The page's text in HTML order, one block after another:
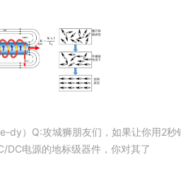
程序存在缺陷。
的声音识别算法库。
dy）Q:攻城狮朋友们，如果让你用2秒
DC电源的地标级器件，你对其了